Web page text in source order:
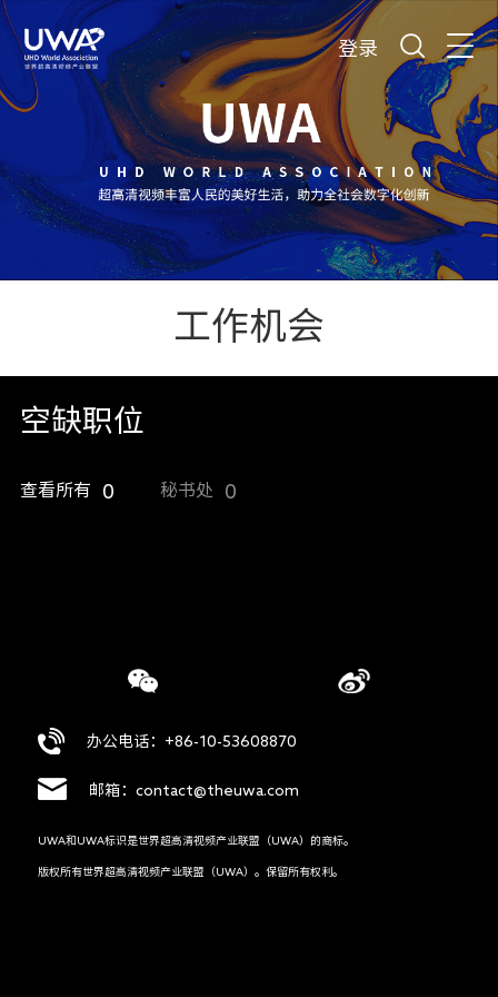
登录
工作机会
空缺职位
查看所有 0 秘书处 0
办公电话：+86-10-53608870
邮箱：contact@theuwa.com
UWA和UWA标识是世界超高清视频产业联盟（UWA）的商标。
版权所有世界超高清视频产业联盟（UWA）。保留所有权利。